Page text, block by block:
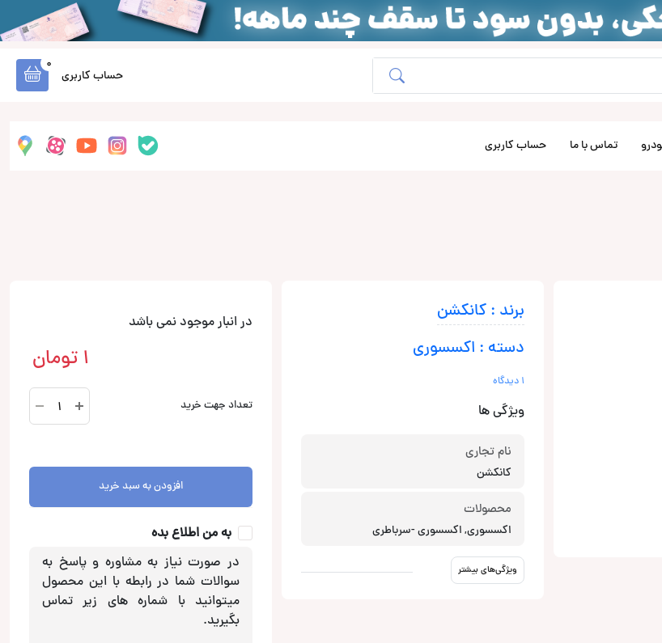
حساب کاربری
0
تماس با ما حساب کاربری
برند : کانکشن
دسته : اکسسوری
1 دیدگاه
ویژگی ها
نام تجاری
کانکشن
محصولات
اکسسوری, اکسسوری -سرباطری
ویژگی‌های بیشتر
در انبار موجود نمی باشد
1 تومان
تعداد جهت خرید
BBC
11P
افزودن به سبد خرید
به من اطلاع بده
در صورت نیاز به مشاوره و پاسخ به
سوالات شما در رابطه با این محصول
میتوانید با شماره های زیر تماس
بگیرید.